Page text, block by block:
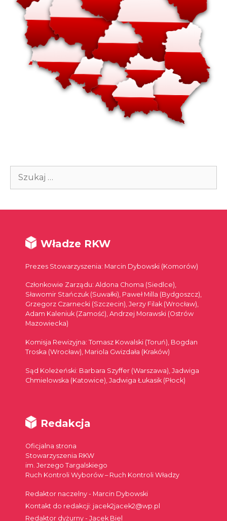
Szukaj:
Władze RKW
Prezes Stowarzyszenia: Marcin Dybowski (Komorów)
Członkowie Zarządu: Aldona Choma (Siedlce),
Sławomir Stańczuk (Suwałki), Paweł Milla (Bydgoszcz),
Grzegorz Czarnecki (Szczecin), Jerzy Filak (Wrocław),
Adam Kaleniuk (Zamość), Andrzej Morawski (Ostrów
Mazowiecka)
Komisja Rewizyjna: Tomasz Kowalski (Toruń), Bogdan
Troska (Wrocław), Mariola Gwizdała (Kraków)
Sąd Koleżeński: Barbara Szyffer (Warszawa), Jadwiga
Chmielowska (Katowice), Jadwiga Łukasik (Płock)
Redakcja
Oficjalna strona
Stowarzyszenia RKW
im. Jerzego Targalskiego
Ruch Kontroli Wyborów – Ruch Kontroli Władzy
Redaktor naczelny - Marcin Dybowski
Kontakt do redakcji: jacek2jacek2@wp.pl
Redaktor dyżurny - Jacek Biel